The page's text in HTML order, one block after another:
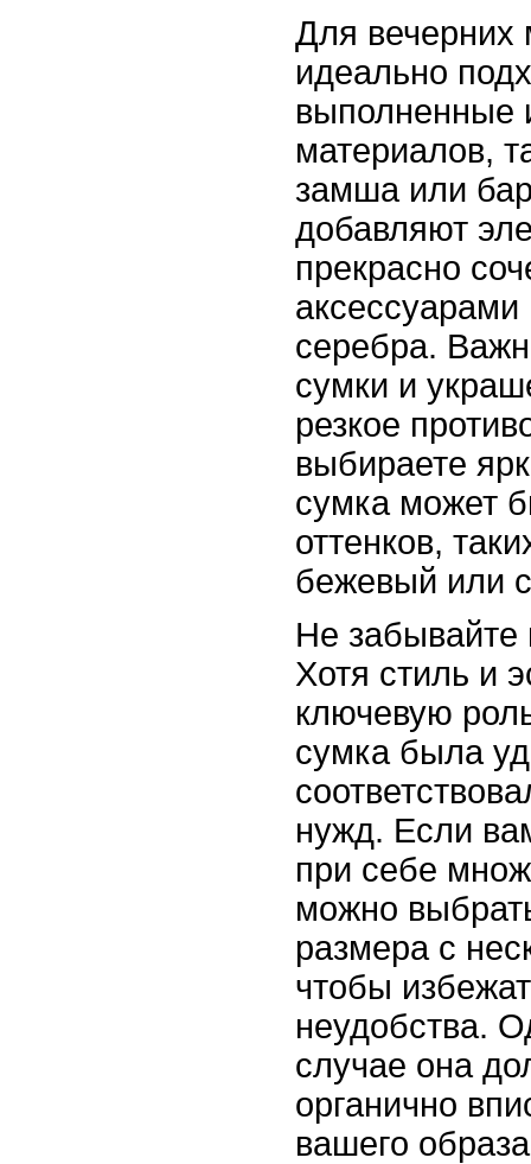
Для вечерних
идеально
выполненные
материалов,
замша или
добавляют
прекрасно
аксессуарами
серебра.
сумки и
резкое
выбираете
сумка может
оттенков,
бежевый или
Не забывайте
Хотя стиль и
ключевую
сумка была
нужд. Если
при себе
можно
размера с
чтобы
неудобства.
случае она
органично
вашего